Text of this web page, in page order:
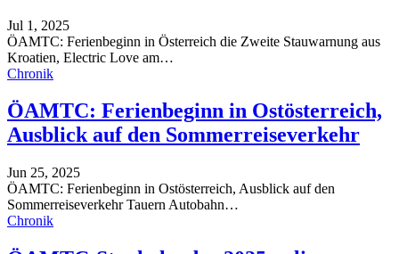
Jul 1, 2025
ÖAMTC: Ferienbeginn in Österreich die Zweite Stauwarnung aus
Kroatien, Electric Love am…
Chronik
ÖAMTC: Ferienbeginn in Ostösterreich,
Ausblick auf den Sommerreiseverkehr
Jun 25, 2025
ÖAMTC: Ferienbeginn in Ostösterreich, Ausblick auf den
SommerreiseverkehrTauern Autobahn…
Chronik